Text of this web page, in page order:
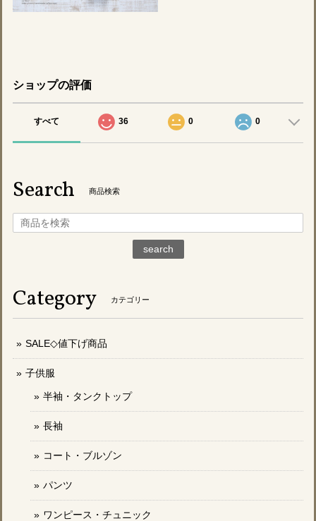
ショップの評価
すべて 36 0 0
Search 商品検索
search
Category カテゴリー
SALE◇値下げ商品
子供服
半袖・タンクトップ
長袖
コート・ブルゾン
パンツ
ワンピース・チュニック